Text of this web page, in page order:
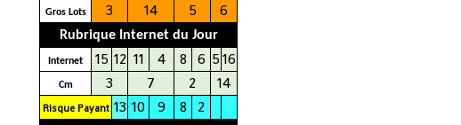
Gros Lots 3 14 5 6
Rubrique Internet du Jour
Internet 15 12 11 4 8 6 516
Cm 3 7 2 14
Risque Payant 13 10 9 8 2